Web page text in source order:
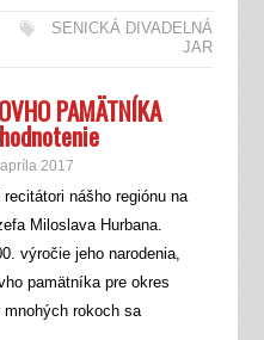
SENICKÁ DIVADELNÁ
JAR
PAMÄTNÍKA
2017
nášho regiónu na
Miloslava Hurbana.
výročie jeho narodenia,
pamätníka pre okres
rokoch sa